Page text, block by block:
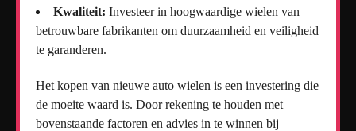
Kwaliteit: Investeer in hoogwaardige wielen van
betrouwbare fabrikanten om duurzaamheid en veiligheid
te garanderen.
Het kopen van nieuwe auto wielen is een investering die
de moeite waard is. Door rekening te houden met
bovenstaande factoren en advies in te winnen bij